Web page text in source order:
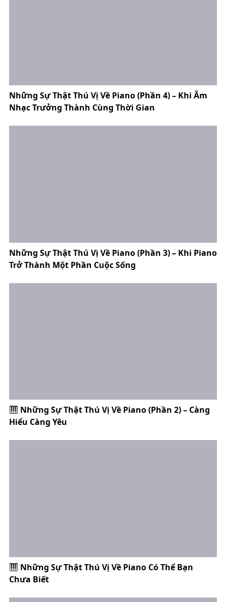
Những Sự Thật Thú Vị Về Piano (Phần 4) – Khi Âm
Nhạc Trưởng Thành Cùng Thời Gian
Những Sự Thật Thú Vị Về Piano (Phần 3) – Khi Piano
Trở Thành Một Phần Cuộc Sống
Những Sự Thật Thú Vị Về Piano (Phần 2) – Càng
Hiểu Càng Yêu
Những Sự Thật Thú Vị Về Piano Có Thể Bạn
Chưa Biết